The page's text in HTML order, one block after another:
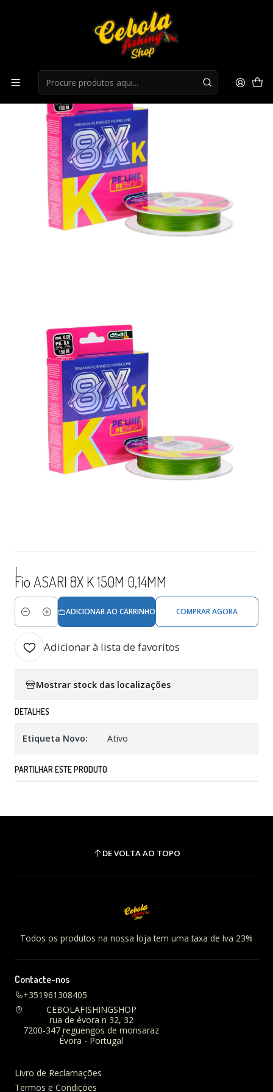
Fio ASARI 8X K 150M 0,14MM
|
Fio ASARI 8X K 150M 0,14MM
Quantidade
ADICIONAR AO CARRINHO COMPRAR AGORA
Adicionar à lista de favoritos
Mostrar stock das localizações
DETALHES
Etiqueta Novo: Ativo
PARTILHAR ESTE PRODUTO
DE VOLTA AO TOPO
Todos os produtos na nossa loja tem uma taxa de Iva 23%
Contacte-nos
+351961308405
CEBOLAFISHINGSHOP
rua de évora n 32, 32
7200-347 reguengos de monsaraz
Évora - Portugal
Livro de Reclamações
Termos e Condições